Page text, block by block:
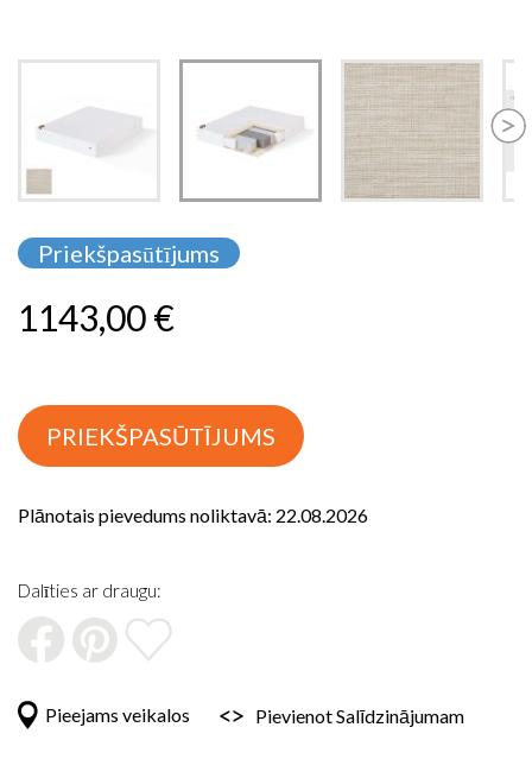
uz
galerijas
Priekšpasūtījums
1143,00 €
PRIEKŠPASŪTĪJUMS
Plānotais pievedums noliktavā: 22.08.2026
Dalīties ar draugu:
Pieejams veikalos Pievienot Salīdzinājumam